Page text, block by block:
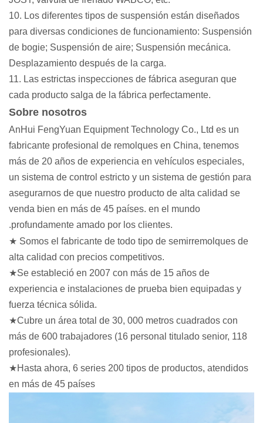
10. Los diferentes tipos de suspensión están diseñados
para diversas condiciones de funcionamiento: Suspensión
de bogie; Suspensión de aire; Suspensión mecánica.
Desplazamiento después de la carga.
11. Las estrictas inspecciones de fábrica aseguran que
cada producto salga de la fábrica perfectamente.
Sobre nosotros
AnHui FengYuan Equipment Technology Co., Ltd es un
fabricante profesional de remolques en China, tenemos
más de 20 años de experiencia en vehículos especiales,
un sistema de control estricto y un sistema de gestión para
asegurarnos de que nuestro producto de alta calidad se
venda bien en más de 45 países. en el mundo
.profundamente amado por los clientes.
★ Somos el fabricante de todo tipo de semirremolques de
alta calidad con precios competitivos.
★Se estableció en 2007 con más de 15 años de
experiencia e instalaciones de prueba bien equipadas y
fuerza técnica sólida.
★Cubre un área total de 30, 000 metros cuadrados con
más de 600 trabajadores (16 personal titulado senior, 118
profesionales).
★Hasta ahora, 6 series 200 tipos de productos, atendidos
en más de 45 países